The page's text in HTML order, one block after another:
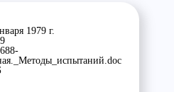
1979 г.
9